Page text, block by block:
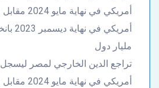
مليار دول